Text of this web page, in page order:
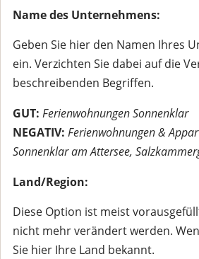
Name des Unternehmens:
Geben Sie hier den Namen Ihres
ein. Verzichten Sie dabei auf die
beschreibenden Begriffen.
GUT: Ferienwohnungen Sonnenklar
NEGATIV: Ferienwohnungen &
Sonnenklar am Attersee,
Land/Region:
Diese Option ist meist
nicht mehr verändert werden.
Sie hier Ihre Land bekannt.